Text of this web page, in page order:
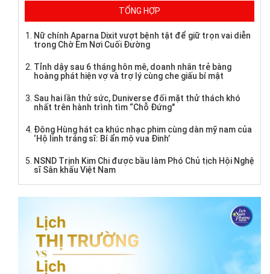
TỔNG HỢP
Nữ chính Aparna Dixit vượt bệnh tật để giữ trọn vai diễn
trong Chờ Em Nơi Cuối Đường
Tỉnh dậy sau 6 tháng hôn mê, doanh nhân trẻ bàng
hoàng phát hiện vợ và trợ lý cùng che giấu bí mật
Sau hai lần thử sức, Duniverse đối mặt thử thách khó
nhất trên hành trình tìm “Chỗ Đứng"
Đông Hùng hát ca khúc nhạc phim cùng dàn mỹ nam của
‘Hộ linh tráng sĩ: Bí ẩn mộ vua Đinh’
NSND Trịnh Kim Chi được bầu làm Phó Chủ tịch Hội Nghệ
sĩ Sân khấu Việt Nam